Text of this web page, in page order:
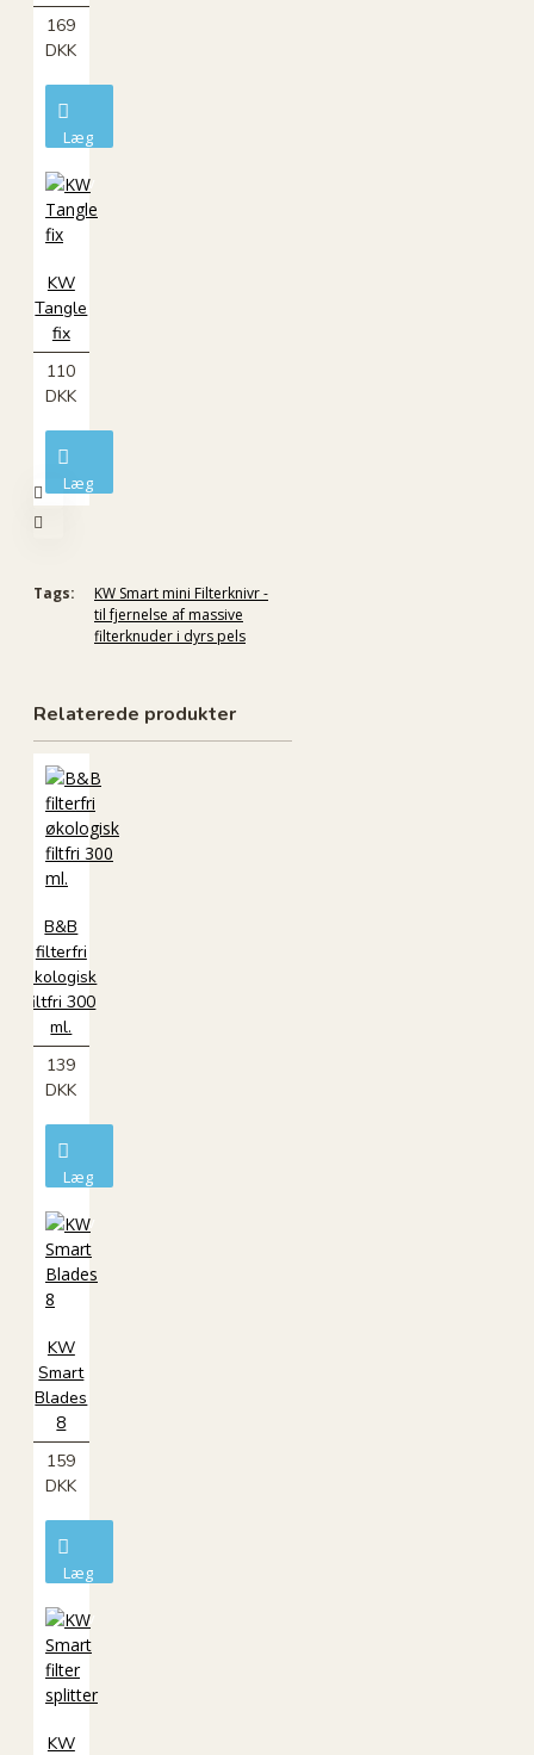
169
DKK
Læg
kurv
KW
Tangle
fix
110
DKK
Læg
i
Tags:
KW Smart mini Filterknivr -
til fjernelse af massive
filterknuder i dyrs pels
Relaterede produkter
B&B
filterfri
økologisk
filtfri 300
ml.
139
DKK
Læg
kurv
KW
Smart
Blades
8
159
DKK
Læg
kurv
KW